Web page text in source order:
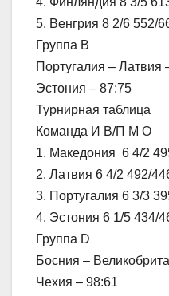
5. Венгрия 8 2/6 552/
Группа B
Португалия – Латвия
Эстония – 87:75
Турнирная таблица
Команда И В/П М О
1. Македония 6 4/2
2. Латвия 6 4/2 492/
3. Португалия 6 3/3
4. Эстония 6 1/5 434/
Группа D
Босния –
Чехия – 98:61